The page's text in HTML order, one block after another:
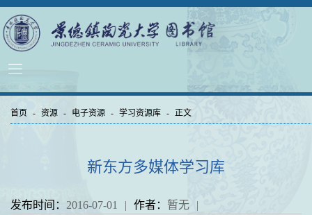
首页 - 资源 - 电子资源 - 学习资源库 - 正文
新东方多媒体学习库
发布时间： 2016-07-01 | 作者： 暂无
|